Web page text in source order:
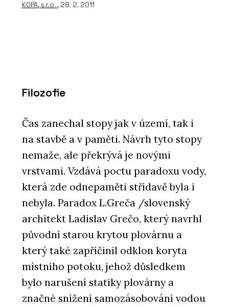
KOPA, s.r.o. , 28. 2. 2011
Filozofie
Čas zanechal stopy jak v území, tak i
na stavbě a v paměti. Návrh tyto stopy
nemaže, ale překrývá je novými
vrstvami. Vzdává poctu paradoxu vody,
která zde odnepaměti střídavě byla i
nebyla. Paradox L.Greča /slovenský
architekt Ladislav Grečo, který navrhl
původní starou krytou plovárnu a
který také zapříčinil odklon koryta
místního potoku, jehož důsledkem
bylo narušení statiky plovárny a
značné snížení samozásobování vodou